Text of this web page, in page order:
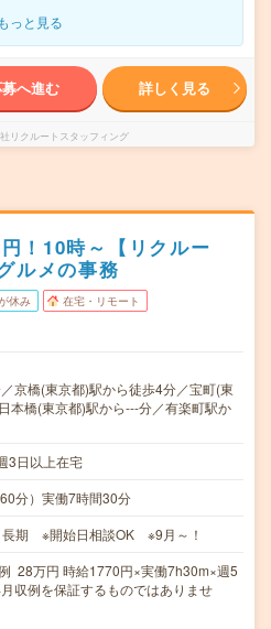
もっと見る
へ進む 詳しく見る
リクルートスタッフィング
！10時～【リクルー
ルメの事務
休み 在宅・リモート
京橋(東京都)駅から徒歩4分／宝町(東
本橋(東京都)駅から---分／有楽町駅か
3日以上在宅
分）実働7時間30分
長期 ※開始日相談OK ※9月～！
28万円 時給1770円×実働7h30m×週5
収例を保証するものではありませ